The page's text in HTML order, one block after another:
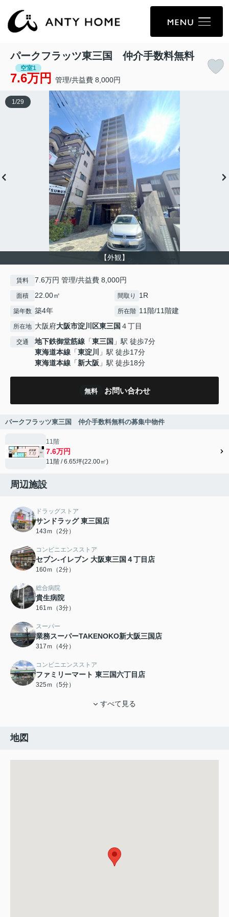
パークフラッツ東三国 仲介手数料無料
空室1
7.6万円 管理/共益費 8,000円
【外観】
1 /29
賃料 7.6万円 管理/共益費 8,000円
面積 22.00㎡ 間取り 1R
築年数 築4年 所在階 11階/11階建
所在地 大阪府大阪市淀川区東三国 ４丁目
交通 地下鉄御堂筋線 「東三国 」駅 徒歩7分
東海道本線 「東淀川
」駅 徒歩17分
東海道本線 「新大阪 」駅 徒歩18分
無料 お問い合わせ
パークフラッツ東三国 仲介手数料無料の募集中物件
11階
7.6万円
11階 / 6.65坪(22.00㎡)
周辺施設
ドラッグストア
サンドラッグ 東三国店
143ｍ（2分）
コンビニエンスストア
セブン-イレブン 大阪東三国４丁目店
160ｍ（2分）
総合病院
貴生病院
161ｍ（3分）
スーパー
業務スーパーTAKENOKO新大阪三国店
317ｍ（4分）
コンビニエンスストア
ファミリーマート 東三国六丁目店
325ｍ（5分）
すべて見る
地図